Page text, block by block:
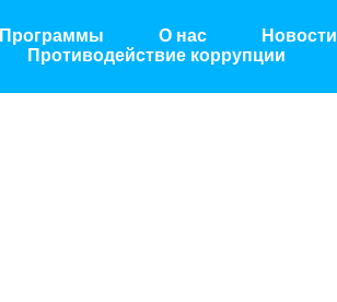
Программы О нас Новости
Противодействие коррупции